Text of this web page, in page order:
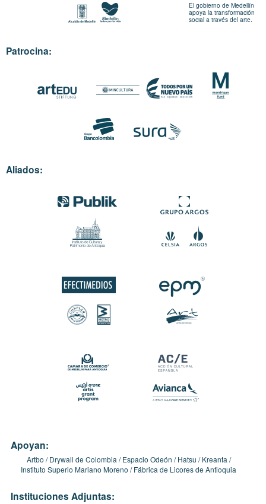
El gobierno de Medellín
apoya la transformación
social a través del arte.
Patrocina:
Aliados:
Apoyan:
Artbo Drywall de Colombia Espacio Odeón Hatsu
Kreanta
Instituto Superio Mariano Moreno
Fábrica de Licores de Antioquia
Instituciones Adjuntas: